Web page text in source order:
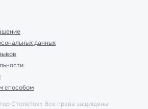
данных
способом
Столетов» Все права защищены